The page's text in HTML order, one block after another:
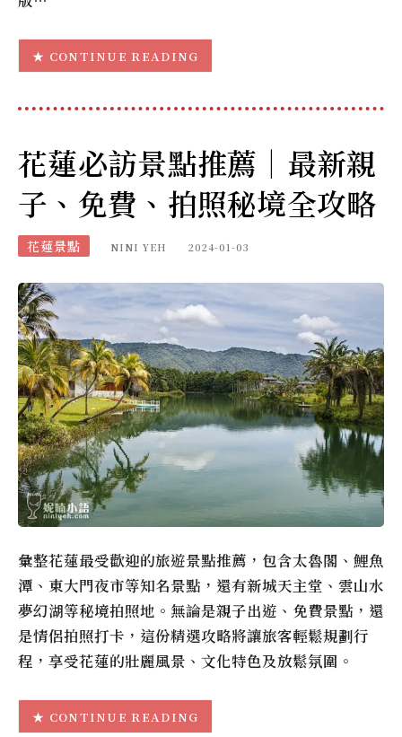
CONTINUE READING
花蓮必訪景點推薦｜最新親
子、免費、拍照秘境全攻略
花蓮景點 NINI YEH 2024-01-03
彙整花蓮最受歡迎的旅遊景點推薦，包含太魯閣、鯉魚
潭、東大門夜市等知名景點，還有新城天主堂、雲山水
夢幻湖等秘境拍照地。無論是親子出遊、免費景點，還
是情侶拍照打卡，這份精選攻略將讓旅客輕鬆規劃行
程，享受花蓮的壯麗風景、文化特色及放鬆氛圍。
CONTINUE READING